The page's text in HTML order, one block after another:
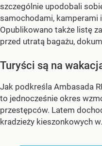
szczególnie upodobali
samochodami, kamperami
Opublikowano także listę
przed utratą bagażu,
Turyści są na
Jak podkreśla Ambasada
to jednocześnie okres
przestępców. Latem
kradzieży kieszonkowych